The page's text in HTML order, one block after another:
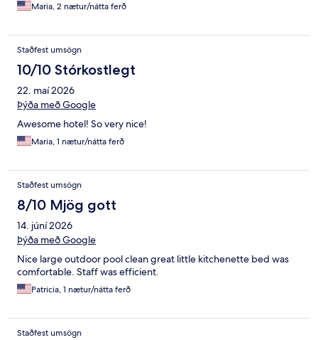
Maria, 2 nætur/nátta ferð
Staðfest umsögn
10/10 Stórkostlegt
22. maí 2026
Þýða með Google
Awesome hotel! So very nice!
Maria, 1 nætur/nátta ferð
Staðfest umsögn
8/10 Mjög gott
14. júní 2026
Þýða með Google
Nice large outdoor pool clean great little kitchenette bed was
comfortable. Staff was efficient.
Patricia, 1 nætur/nátta ferð
Staðfest umsögn